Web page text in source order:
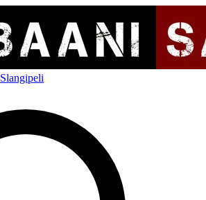
Slangipeli